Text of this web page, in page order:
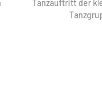
Tanzauftritt der